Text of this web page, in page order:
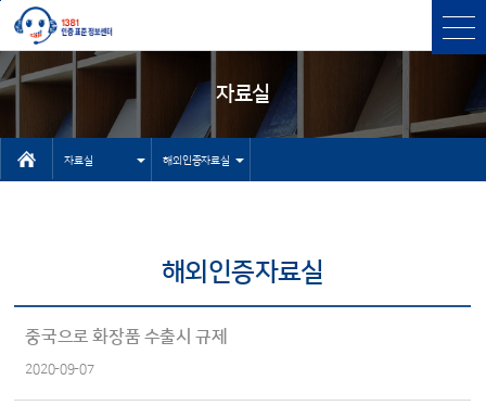
본문바로가기
주메뉴 바로가기
자료실
자료실
상담
고객센터
NEP/NET헬
해외인증자료실
유용한 사이
기타 자료실
해외인증자료실
중국으로 화장품 수출시 규제
2020-09-07